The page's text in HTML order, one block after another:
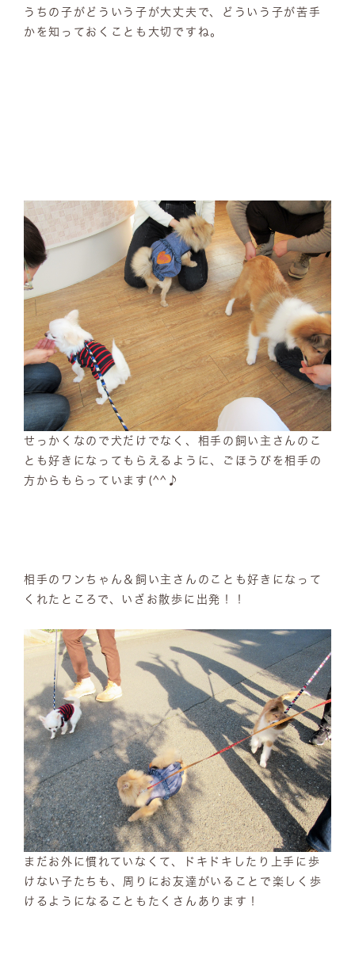
うちの子がどういう子が大丈夫で、どういう子が苦手
かを知っておくことも大切ですね。
せっかくなので犬だけでなく、相手の飼い主さんのこ
とも好きになってもらえるように、ごほうびを相手の
方からもらっています(^^♪
相手のワンちゃん＆飼い主さんのことも好きになって
くれたところで、いざお散歩に出発！！
まだお外に慣れていなくて、ドキドキしたり上手に歩
けない子たちも、周りにお友達がいることで楽しく歩
けるようになることもたくさんあります！